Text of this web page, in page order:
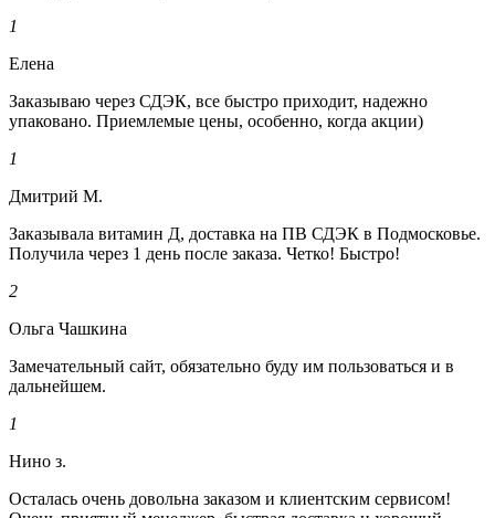
1
Елена
Заказываю через СДЭК, все быстро приходит, надежно
упаковано. Приемлемые цены, особенно, когда акции)
1
Дмитрий М.
Заказывала витамин Д, доставка на ПВ СДЭК в Подмосковье.
Получила через 1 день после заказа. Четко! Быстро!
2
Ольга Чашкина
Замечательный сайт, обязательно буду им пользоваться и в
дальнейшем.
1
Нино з.
Осталась очень довольна заказом и клиентским сервисом!